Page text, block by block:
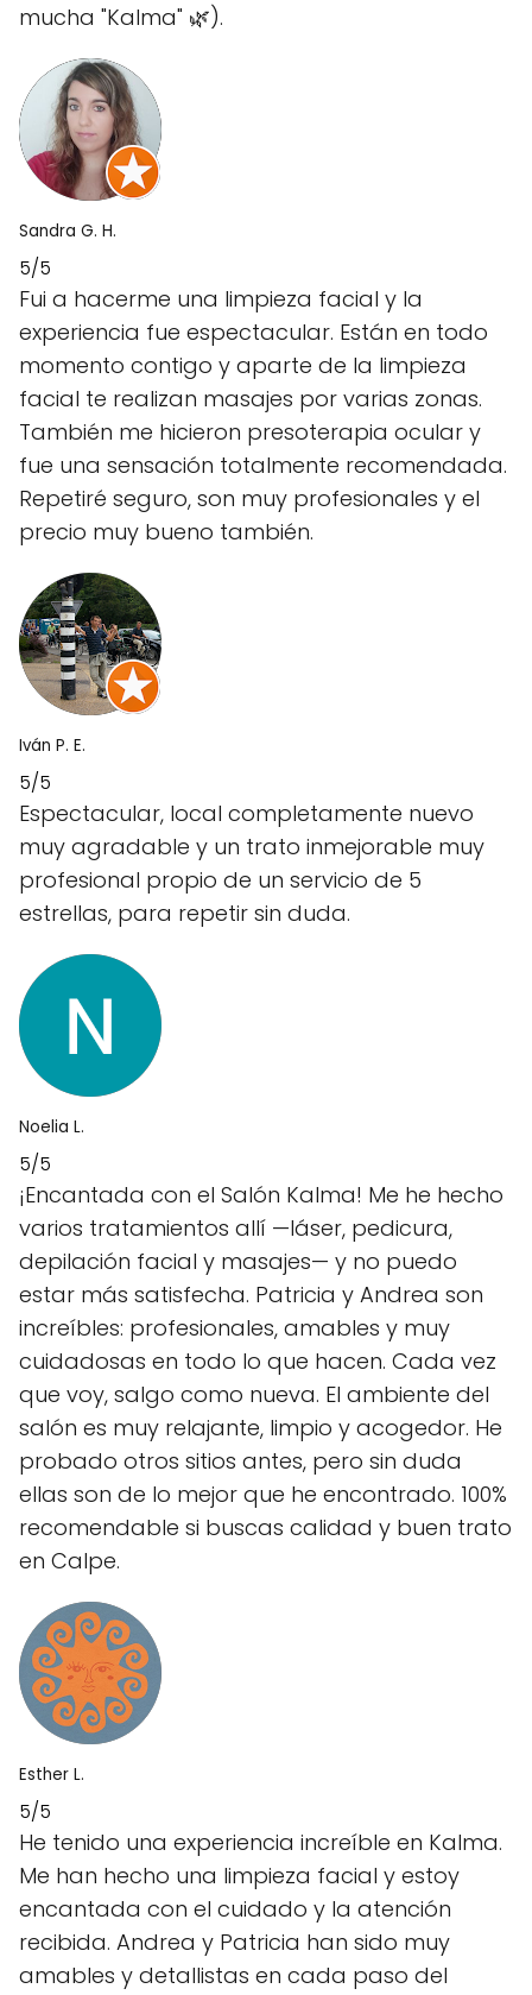
mucha "Kalma" 🌿).
Sandra G. H.
5/5
Fui a hacerme una limpieza facial y la
experiencia fue espectacular. Están en todo
momento contigo y aparte de la limpieza
facial te realizan masajes por varias zonas.
También me hicieron presoterapia ocular y
fue una sensación totalmente recomendada.
Repetiré seguro, son muy profesionales y el
precio muy bueno también.
Iván P. E.
5/5
Espectacular, local completamente nuevo
muy agradable y un trato inmejorable muy
profesional propio de un servicio de 5
estrellas, para repetir sin duda.
Noelia L.
5/5
¡Encantada con el Salón Kalma! Me he hecho
varios tratamientos allí —láser, pedicura,
depilación facial y masajes— y no puedo
estar más satisfecha. Patricia y Andrea son
increíbles: profesionales, amables y muy
cuidadosas en todo lo que hacen. Cada vez
que voy, salgo como nueva. El ambiente del
salón es muy relajante, limpio y acogedor. He
probado otros sitios antes, pero sin duda
ellas son de lo mejor que he encontrado. 100%
recomendable si buscas calidad y buen trato
en Calpe.
Esther L.
5/5
He tenido una experiencia increíble en Kalma.
Me han hecho una limpieza facial y estoy
encantada con el cuidado y la atención
recibida. Andrea y Patricia han sido muy
amables y detallistas en cada paso del